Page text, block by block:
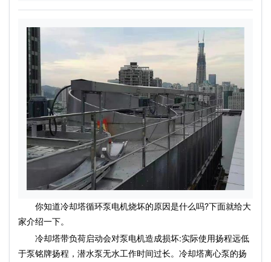
你知道冷却塔循环泵电机烧坏的原因是什么吗?下面就给大
家介绍一下。
冷却塔带负荷启动会对泵电机造成损坏:实际使用扬程远低
于泵铭牌扬程，潜水泵无水工作时间过长。冷却塔离心泵的扬